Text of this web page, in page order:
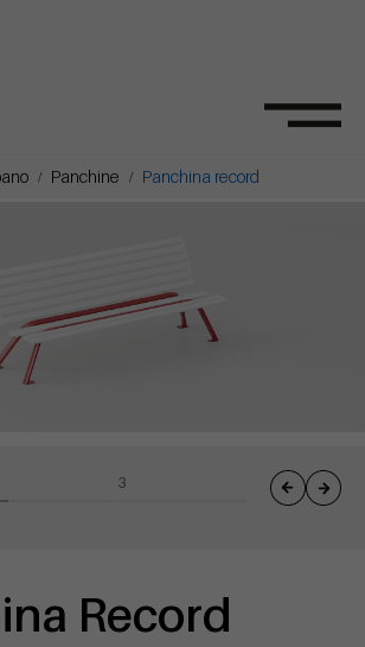
Panchine Panchina record
Record